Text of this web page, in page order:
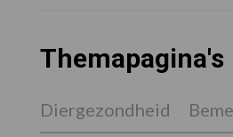
Themapagina's
Diergezondheid